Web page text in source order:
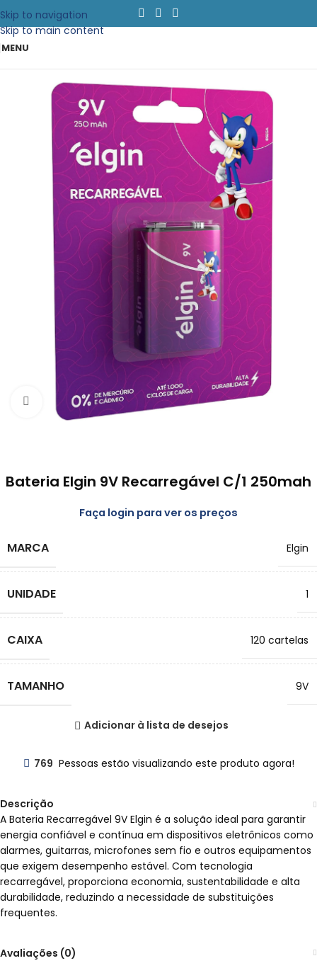
Skip to navigation
Skip to main content
MENU
Clique para emapliar
Bateria Elgin 9V Recarregável C/1 250mah
Faça login para ver os preços
MARCA Elgin
UNIDADE 1
CAIXA 120 cartelas
TAMANHO 9V
Adicionar à lista de desejos
769 Pessoas estão visualizando este produto agora!
Descrição
A Bateria Recarregável 9V Elgin é a solução ideal para garantir
energia confiável e contínua em dispositivos eletrônicos como
alarmes, guitarras, microfones sem fio e outros equipamentos
que exigem desempenho estável. Com tecnologia
recarregável, proporciona economia, sustentabilidade e alta
durabilidade, reduzindo a necessidade de substituições
frequentes.
Avaliações (0)